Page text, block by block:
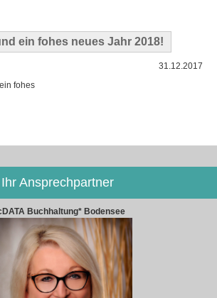
ein fohes neues Jahr 2018!
31.12.2017
Ihr Ansprechpartner
Buchhaltung* Bodensee